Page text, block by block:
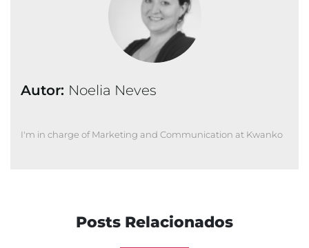
Autor: Noelia Neves
I'm in charge of Marketing and Communication at Kwanko
Posts Relacionados